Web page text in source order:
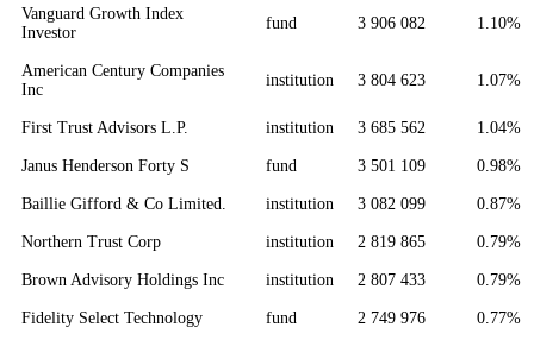
Vanguard Growth Index
Investor
fund 3 906 082 1.10%
American Century Companies
Inc
institution 3 804 623 1.07%
First Trust Advisors L.P. institution 3 685 562 1.04%
Janus Henderson Forty S fund 3 501 109 0.98%
Baillie Gifford & Co Limited. institution 3 082 099 0.87%
Northern Trust Corp institution 2 819 865 0.79%
Brown Advisory Holdings Inc institution 2 807 433 0.79%
Fidelity Select Technology fund 2 749 976 0.77%